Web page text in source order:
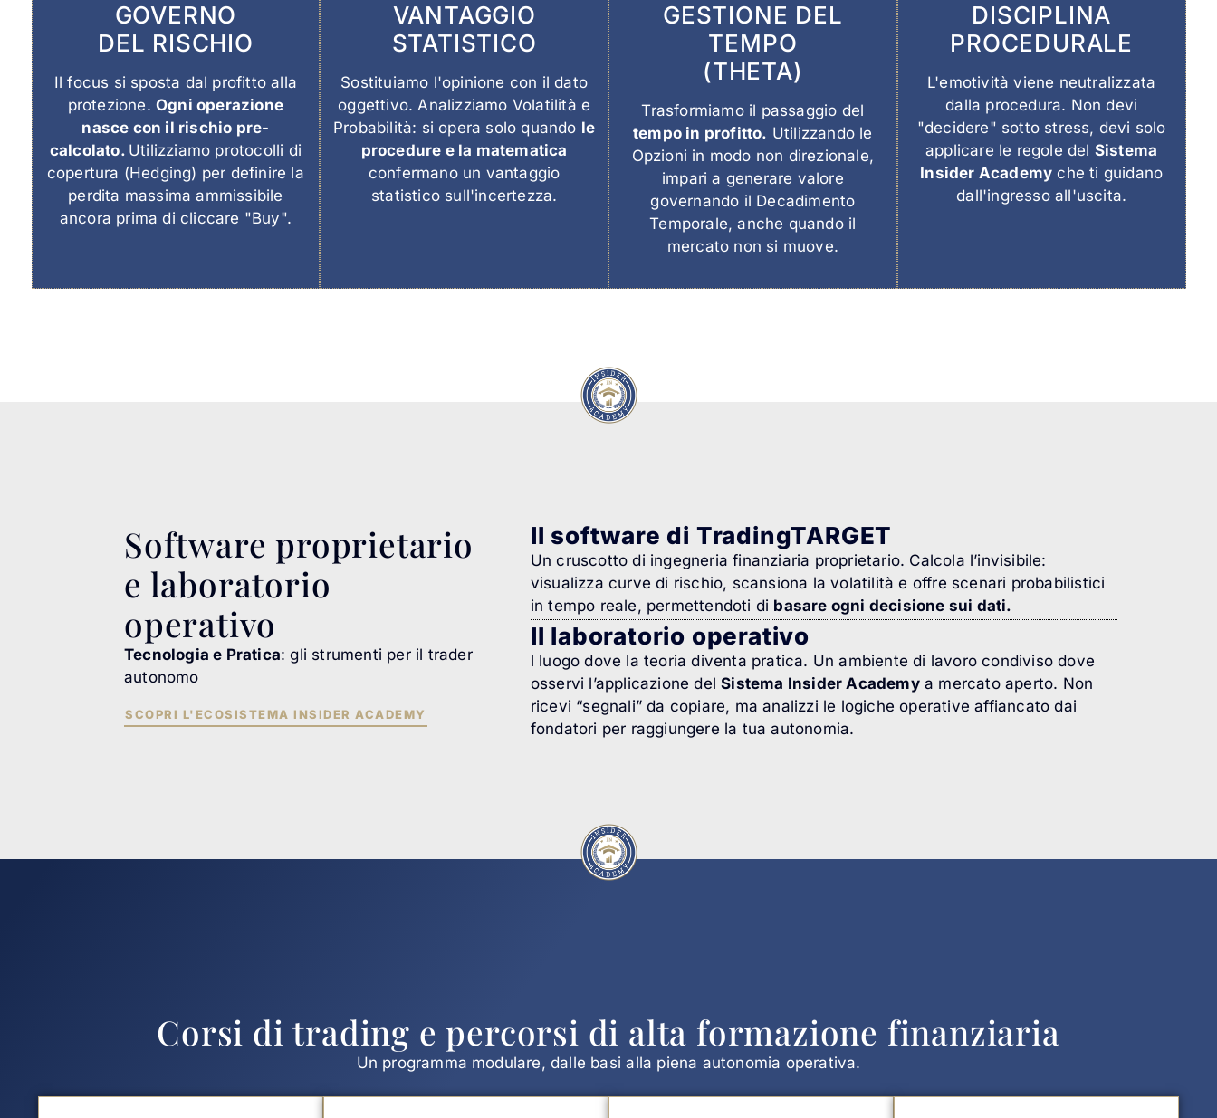
GOVERNO
DEL RISCHIO
Il focus si sposta dal profitto alla
protezione.Ogni operazione
nasce con il rischio pre-
calcolato. Utilizziamo protocolli di
copertura (Hedging) per definire la
perdita massima ammissibile
ancora prima di cliccare "Buy".
VANTAGGIO
STATISTICO
Sostituiamo l'opinione con il dato
oggettivo. Analizziamo Volatilità e
Probabilità: si opera solo quando le
procedure e la matematica
confermano un vantaggio
statistico sull'incertezza.
GESTIONE DEL
TEMPO
(THETA)
Trasformiamo il passaggio del
tempo in profitto. Utilizzando le
Opzioni in modo non direzionale,
impari a generare valore
governando il Decadimento
Temporale, anche quando il
mercato non si muove.
DISCIPLINA
PROCEDURALE
L'emotività viene neutralizzata
dalla procedura. Non devi
"decidere" sotto stress, devi solo
applicare le regole del Sistema
Insider Academy che ti guidano
dall'ingresso all'uscita.
Software proprietario
e laboratorio
operativo
Tecnologia e Pratica: gli strumenti per il trader
autonomo
SCOPRI L'ECOSISTEMA INSIDER ACADEMY
Il software di TradingTARGET
Un cruscotto di ingegneria finanziaria proprietario. Calcola l’invisibile:
visualizza curve di rischio, scansiona la volatilità e offre scenari probabilistici
in tempo reale, permettendoti di basare ogni decisione sui dati.
Il laboratorio operativo
l luogo dove la teoria diventa pratica. Un ambiente di lavoro condiviso dove
osservi l’applicazione delSistema Insider Academya mercato aperto. Non
ricevi “segnali” da copiare, ma analizzi le logiche operative affiancato dai
fondatori per raggiungere la tua autonomia.
Corsi di trading e percorsi di alta formazione finanziaria
Un programma modulare, dalle basi alla piena autonomia operativa.